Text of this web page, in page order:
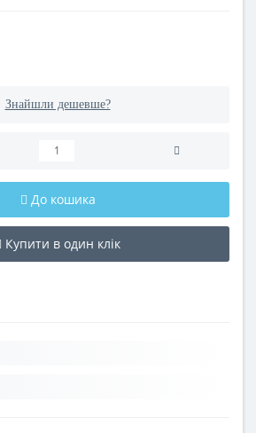
Знайшли дешевше?
До кошика
Купити в один клік